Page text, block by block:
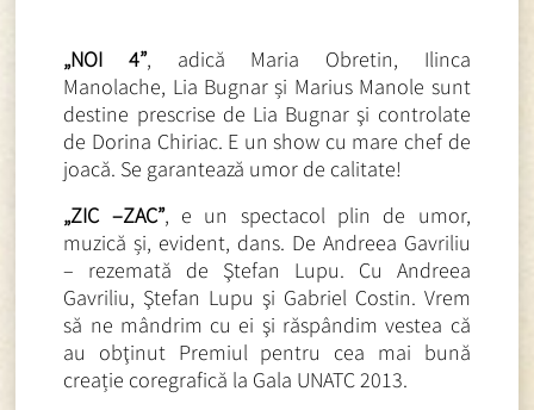
„NOI 4”, adică Maria Obretin, Ilinca
Manolache, Lia Bugnar și Marius Manole sunt
destine prescrise de Lia Bugnar şi controlate
de Dorina Chiriac. E un show cu mare chef de
joacă. Se garantează umor de calitate!
„ZIC –ZAC”, e un spectacol plin de umor,
muzică și, evident, dans. De Andreea Gavriliu
– rezemată de Ştefan Lupu. Cu Andreea
Gavriliu, Ştefan Lupu şi Gabriel Costin. Vrem
să ne mândrim cu ei şi răspândim vestea că
au obţinut Premiul pentru cea mai bună
creație coregrafică la Gala UNATC 2013.